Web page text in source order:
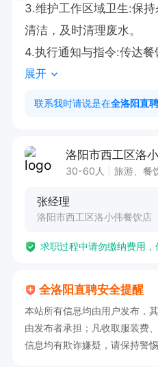
3.维护工作区域卫生:保
清洁，及时清理废水。
4.执行通知与指令:传达餐
注意事项。
任职资格技能要求:需具
健康证)，无不良好和记
展开
联系我时请说是在全洛阳直聘
洛阳市西工区洛
30-60人 旅游、餐
张经理
洛阳市西工区洛小伟餐饮店
求职过程中请勿缴纳费用，
全洛阳直聘安全提醒
本站所有信息均由用户发布，
由发布者承担；凡收取服装费
信息均有欺诈嫌疑，请保持警惕